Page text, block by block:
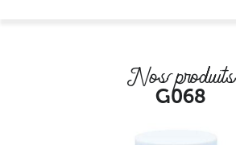
Nos produits
G068